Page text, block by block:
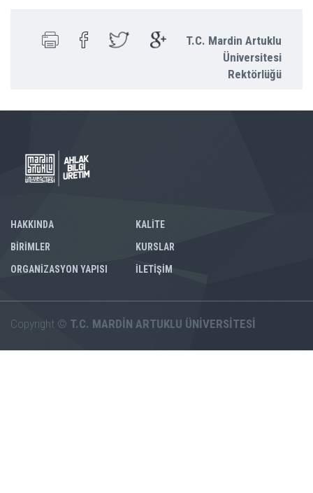
T.C. Mardin Artuklu
Üniversitesi
Rektörlüğü
HAKKINDA
BİRİMLER
ORGANİZASYON YAPISI
KALİTE
KURSLAR
İLETİŞİM
Copyright © T.C. MARDİN ARTUKLU ÜNİVERSİTESİ